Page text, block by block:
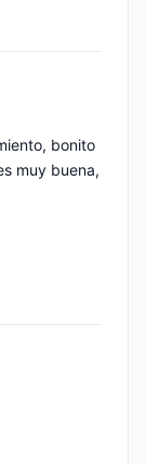
bonito
muy buena,